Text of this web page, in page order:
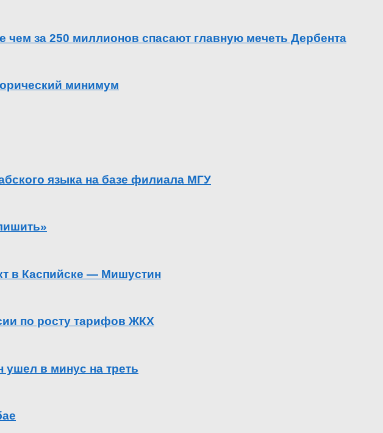
чем за 250 миллионов спасают главную мечеть Дербента
минимум
языка на базе филиала МГУ
в Каспийске — Мишустин
по росту тарифов ЖКХ
в минус на треть